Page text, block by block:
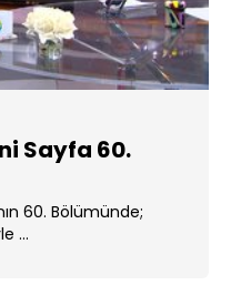
Sayfa 60.
60. Bölümünde;
...